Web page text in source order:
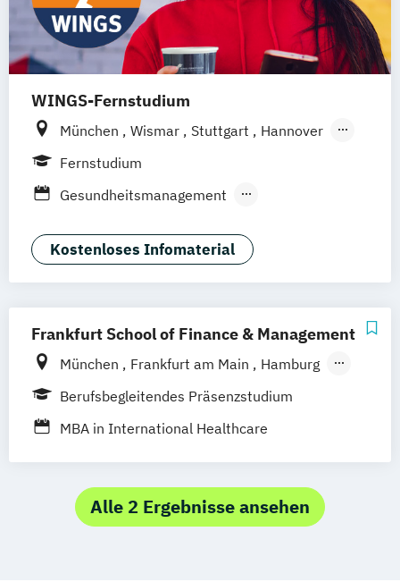
WINGS-Fernstudium
München Wismar Stuttgart
Hannover
Leipzig
Frankfurt am Main
Nürnberg
Fernstudium
Gesundheitsmanagement
Sozialmanagement
Kostenloses Infomaterial
Frankfurt School of Finance & Management
München Frankfurt am Main
Hamburg
Düsseldorf
Online-Campus Stuttgart
Berufsbegleitendes Präsenzstudium
MBA in International Healthcare
Alle 2 Ergebnisse ansehen